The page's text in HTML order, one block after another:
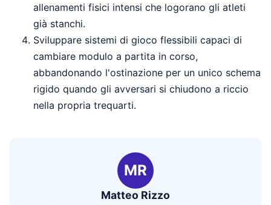
allenamenti fisici intensi che logorano gli atleti
già stanchi.
Sviluppare sistemi di gioco flessibili capaci di
cambiare modulo a partita in corso,
abbandonando l'ostinazione per un unico schema
rigido quando gli avversari si chiudono a riccio
nella propria trequarti.
MR
Matteo Rizzo